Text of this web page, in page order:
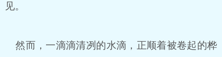
见。
然而，一滴滴清冽的水滴，正顺着被卷起的桦